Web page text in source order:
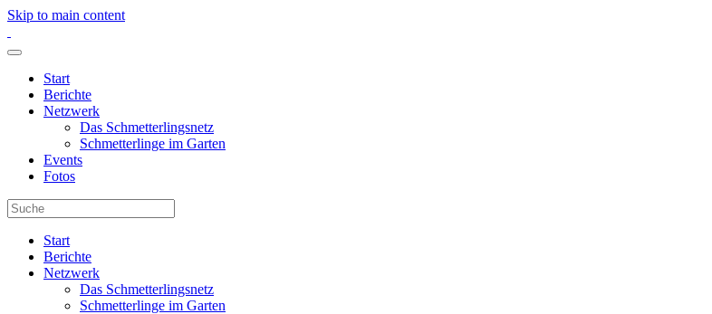
Skip to main content
Start
Berichte
Netzwerk
Das Schmetterlingsnetz
Schmetterlinge im Garten
Events
Fotos
Start
Berichte
Netzwerk
Das Schmetterlingsnetz
Schmetterlinge im Garten